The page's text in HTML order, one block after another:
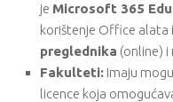
je Microsoft 365
korištenje Office alata
preglednika (online)
Fakulteti: Imaju
licence koja